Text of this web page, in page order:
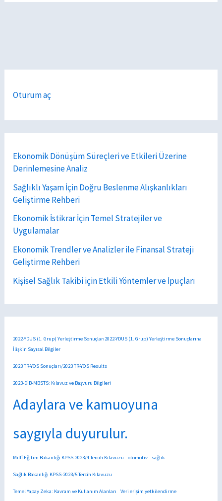
Oturum aç
Ekonomik Dönüşüm Süreçleri ve Etkileri Üzerine
Derinlemesine Analiz
Sağlıklı Yaşam İçin Doğru Beslenme Alışkanlıkları
Geliştirme Rehberi
Ekonomik İstikrar İçin Temel Stratejiler ve
Uygulamalar
Ekonomik Trendler ve Analizler ile Finansal Strateji
Geliştirme Rehberi
Kişisel Sağlık Takibi için Etkili Yöntemler ve İpuçları
2022-YDUS (1. Grup) Yerleştirme Sonuçları2022-YDUS (1. Grup) Yerleştirme Sonuçlarına
İlişkin Sayısal Bilgiler
2023 TR-YÖS Sonuçları/2023 TR-YÖS Results
2023-DİB-MBSTS: Kılavuz ve Başvuru Bilgileri
Adaylara ve kamuoyuna
saygıyla duyurulur.
Millî Eğitim Bakanlığı KPSS-2023/4 Tercih Kılavuzu otomotiv sağlık
Sağlık Bakanlığı KPSS-2023/5 Tercih Kılavuzu
Temel Yapay Zeka: Kavram ve Kullanım Alanları Veri erişim yetkilendirme